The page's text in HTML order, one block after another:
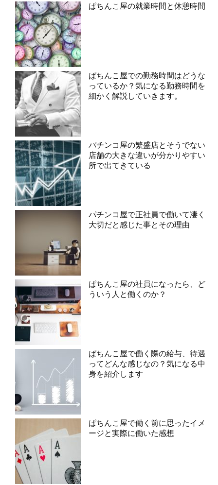
ぱちんこ屋の就業時間と休憩時間
ぱちんこ屋での勤務時間はどうな
っているか？気になる勤務時間を
細かく解説していきます。
パチンコ屋の繁盛店とそうでない
店舗の大きな違いが分かりやすい
所で出てきている
パチンコ屋で正社員で働いて凄く
大切だと感じた事とその理由
ぱちんこ屋の社員になったら、ど
ういう人と働くのか？
ぱちんこ屋で働く際の給与、待遇
ってどんな感じなの？気になる中
身を紹介します
ぱちんこ屋で働く前に思ったイメ
ージと実際に働いた感想